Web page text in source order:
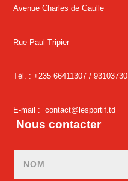
Avenue Charles de Gaulle
Rue Paul Tripier
Tél. : +235 66411307 /93103730
E-mail :contact@lesportif.td
Nous contacter